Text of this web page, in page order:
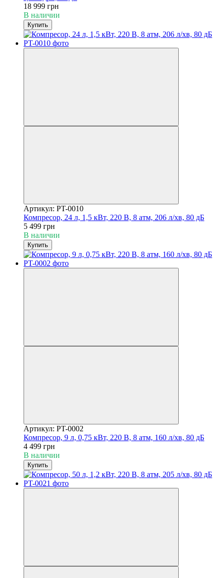
18 999 грн
В наличии
Купить
Артикул: PT-0010
Компресор, 24 л, 1,5 кВт, 220 В, 8 атм, 206 л/хв, 80 дБ
5 499 грн
В наличии
Купить
Артикул: PT-0002
Компресор, 9 л, 0,75 кВт, 220 В, 8 атм, 160 л/хв, 80 дБ
4 499 грн
В наличии
Купить